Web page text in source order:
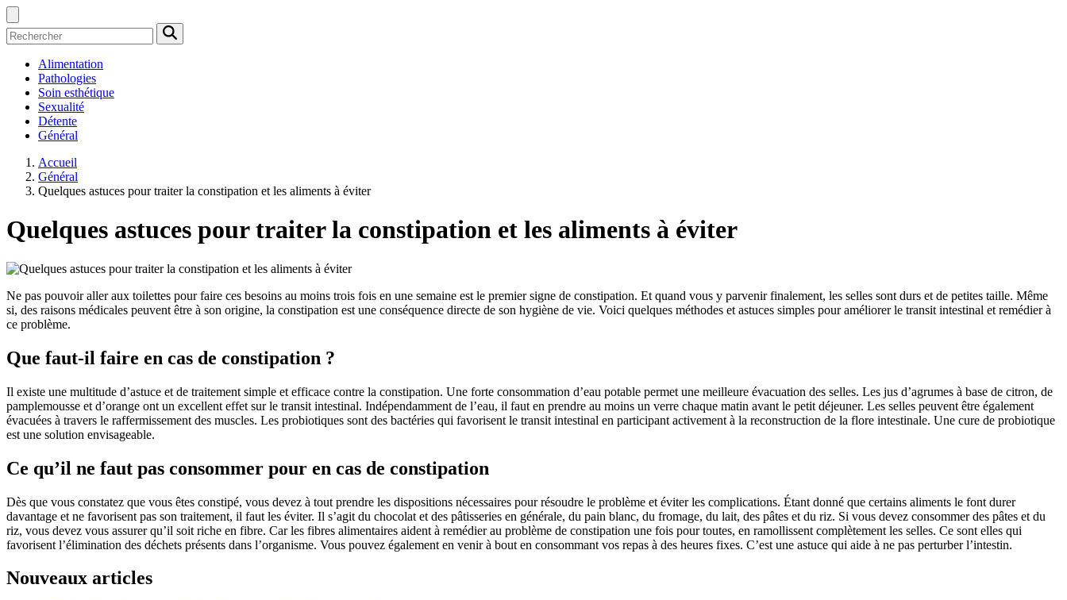
Alimentation
Pathologies
Soin esthétique
Sexualité
Détente
Général
Accueil
Général
Quelques astuces pour traiter la constipation et les aliments à éviter
Quelques astuces pour traiter la constipation et les aliments à éviter
Ne pas pouvoir aller aux toilettes pour faire ces besoins au moins trois fois en une semaine est le premier signe de constipation. Et quand vous y parvenir finalement, les selles sont durs et de petites taille. Même
si, des raisons médicales peuvent être à son origine, la constipation est une conséquence directe de son hygiène de vie. Voici quelques méthodes et astuces simples pour améliorer le transit intestinal et remédier à
ce problème.
Que faut-il faire en cas de constipation ?
Il existe une multitude d’astuce et de traitement simple et efficace contre la constipation. Une forte consommation d’eau potable permet une meilleure évacuation des selles. Les jus d’agrumes à base de citron, de
pamplemousse et d’orange ont un excellent effet sur le transit intestinal. Indépendamment de l’eau, il faut en prendre au moins un verre chaque matin avant le petit déjeuner. Les selles peuvent être également
évacuées à travers le raffermissement des muscles. Les probiotiques sont des bactéries qui favorisent le transit intestinal en participant activement à la reconstruction de la flore intestinale. Une cure de probiotique
est une solution envisageable.
Ce qu’il ne faut pas consommer pour en cas de constipation
Dès que vous constatez que vous êtes constipé, vous devez à tout prendre les dispositions nécessaires pour résoudre le problème et éviter les complications. Étant donné que certains aliments le font durer
davantage et ne favorisent pas son traitement, il faut les éviter. Il s’agit du chocolat et des pâtisseries en générale, du pain blanc, du fromage, du lait, des pâtes et du riz. Si vous devez consommer des pâtes et du
riz, vous devez vous assurer qu’il soit riche en fibre. Car les fibres alimentaires aident à remédier au problème de constipation une fois pour toutes, en ramollissent complètement les selles. Ce sont elles qui
favorisent l’élimination des déchets présents dans l’organisme. Vous pouvez également en venir à bout en consommant vos repas à des heures fixes. C’est une astuce qui aide à ne pas perturber l’intestin.
Nouveaux articles